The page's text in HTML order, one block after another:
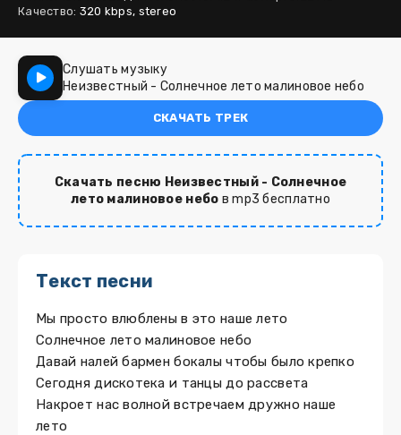
Качество: 320 kbps, stereo
Слушать музыку
Неизвестный - Солнечное лето малиновое небо
СКАЧАТЬ ТРЕК
Скачать песню Неизвестный - Солнечное
лето малиновое небо в mp3 бесплатно
Текст песни
Мы просто влюблены в это наше лето
Солнечное лето малиновое небо
Давай налей бармен бокалы чтобы было крепко
Сегодня дискотека и танцы до рассвета
Накроет нас волной встречаем дружно наше
лето